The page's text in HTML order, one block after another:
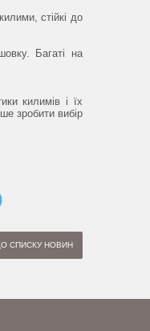
стійкі до
Багаті на
килимів і їх
зробити вибір
СПИСКУ НОВИН